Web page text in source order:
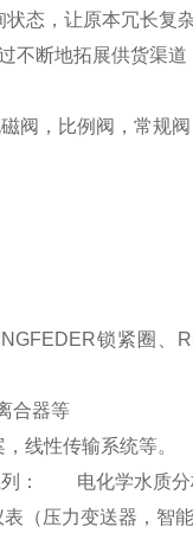
状态，让原本冗长复
不断地拓展供货渠道
磁阀，比例阀，常规
锁紧圈、
合器等
线性传输系统等。
列： 电化学水质分
压力变送器，智